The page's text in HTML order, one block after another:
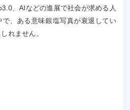
、AIなどの進展で社会が求める人
、ある意味銀塩写真が衰退してい
れません。